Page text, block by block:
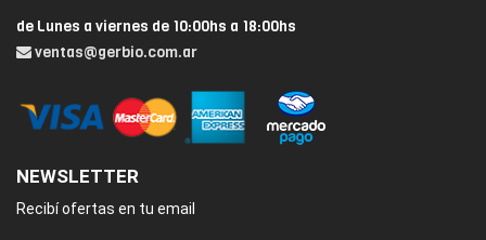
de Lunes a viernes de 10:00hs a 18:00hs
ventas@gerbio.com.ar
NEWSLETTER
Recibí ofertas en tu email